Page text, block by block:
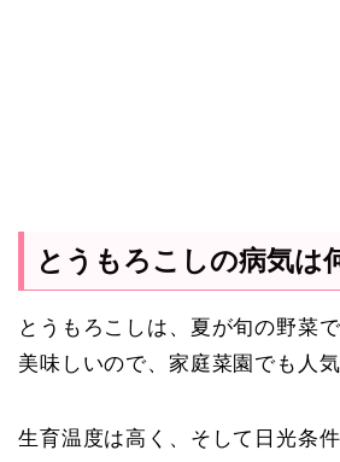
とうもろこしの病気は
とうもろこしは、夏が旬の野菜
美味しいので、家庭菜園でも人
生育温度は高く、そして日光条